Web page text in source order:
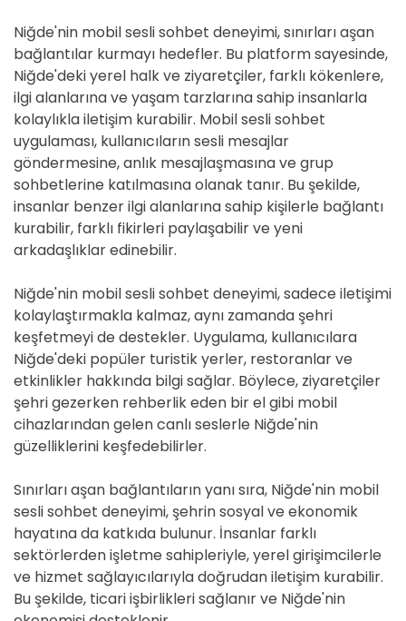
Niğde'nin mobil sesli sohbet deneyimi, sınırları aşan
bağlantılar kurmayı hedefler. Bu platform sayesinde,
Niğde'deki yerel halk ve ziyaretçiler, farklı kökenlere,
ilgi alanlarına ve yaşam tarzlarına sahip insanlarla
kolaylıkla iletişim kurabilir. Mobil sesli sohbet
uygulaması, kullanıcıların sesli mesajlar
göndermesine, anlık mesajlaşmasına ve grup
sohbetlerine katılmasına olanak tanır. Bu şekilde,
insanlar benzer ilgi alanlarına sahip kişilerle bağlantı
kurabilir, farklı fikirleri paylaşabilir ve yeni
arkadaşlıklar edinebilir.
Niğde'nin mobil sesli sohbet deneyimi, sadece iletişimi
kolaylaştırmakla kalmaz, aynı zamanda şehri
keşfetmeyi de destekler. Uygulama, kullanıcılara
Niğde'deki popüler turistik yerler, restoranlar ve
etkinlikler hakkında bilgi sağlar. Böylece, ziyaretçiler
şehri gezerken rehberlik eden bir el gibi mobil
cihazlarından gelen canlı seslerle Niğde'nin
güzelliklerini keşfedebilirler.
Sınırları aşan bağlantıların yanı sıra, Niğde'nin mobil
sesli sohbet deneyimi, şehrin sosyal ve ekonomik
hayatına da katkıda bulunur. İnsanlar farklı
sektörlerden işletme sahipleriyle, yerel girişimcilerle
ve hizmet sağlayıcılarıyla doğrudan iletişim kurabilir.
Bu şekilde, ticari işbirlikleri sağlanır ve Niğde'nin